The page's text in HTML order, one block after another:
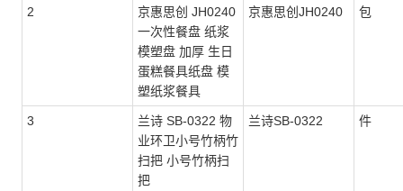
2
京惠思创 JH0240
一次性餐盘 纸浆
模塑盘 加厚 生日
蛋糕餐具纸盘 模
塑纸浆餐具
京惠思创JH0240 包
3
兰诗 SB-0322 物
业环卫小号竹柄竹
扫把 小号竹柄扫
把
兰诗SB-0322 件